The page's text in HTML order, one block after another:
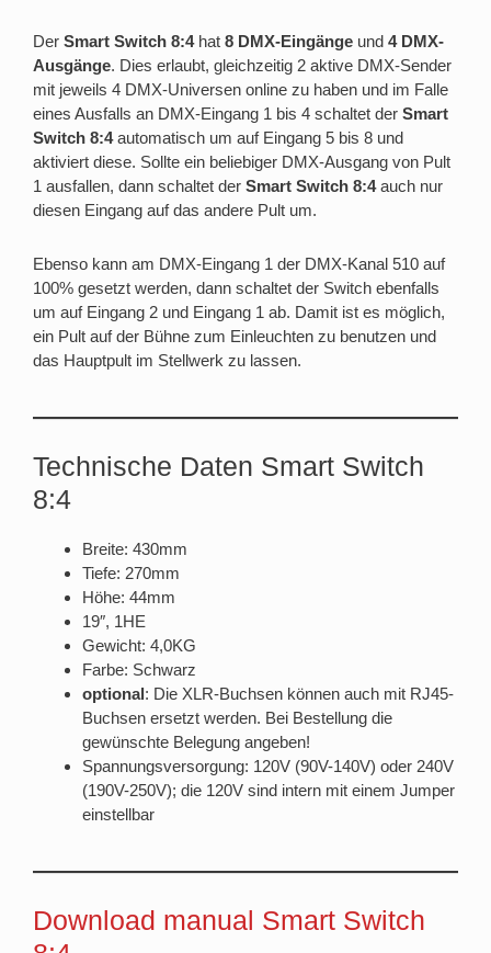
Der Smart Switch 8:4hat 8 DMX-Eingänge und 4 DMX-
Ausgänge. Dies erlaubt, gleichzeitig 2 aktive DMX-Sender
mit jeweils 4 DMX-Universen online zu haben und im Falle
eines Ausfalls an DMX-Eingang 1 bis 4 schaltet der Smart
Switch 8:4automatisch um auf Eingang 5 bis 8 und
aktiviert diese. Sollte ein beliebiger DMX-Ausgang von Pult
1 ausfallen, dann schaltet der Smart Switch 8:4auch nur
diesen Eingang auf das andere Pult um.
Ebenso kann am DMX-Eingang 1 der DMX-Kanal 510 auf
100% gesetzt werden, dann schaltet der Switch ebenfalls
um auf Eingang 2 und Eingang 1 ab. Damit ist es möglich,
ein Pult auf der Bühne zum Einleuchten zu benutzen und
das Hauptpult im Stellwerk zu lassen.
Technische Daten Smart Switch
8:4
Breite: 430mm
Tiefe: 270mm
Höhe: 44mm
19″, 1HE
Gewicht: 4,0KG
Farbe: Schwarz
optional: Die XLR-Buchsen können auch mit RJ45-
Buchsen ersetzt werden. Bei Bestellung die
gewünschte Belegung angeben!
Spannungsversorgung: 120V (90V-140V) oder 240V
(190V-250V); die 120V sind intern mit einem Jumper
einstellbar
Download manual Smart Switch